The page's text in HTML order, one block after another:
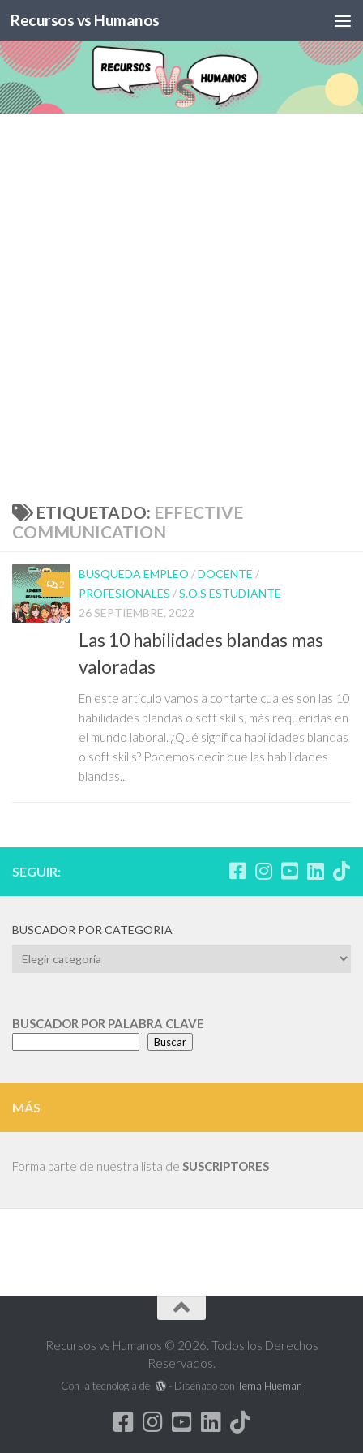
Skip to content
Recursos vs Humanos
ETIQUETADO: EFFECTIVE
COMMUNICATION
2
BUSQUEDA EMPLEO /DOCENTE /
PROFESIONALES /S.O.S ESTUDIANTE
26 SEPTIEMBRE, 2022
Las 10 habilidades blandas mas
valoradas
En este artículo vamos a contarte cuales son las 10
habilidades blandas o soft skills, más requeridas en
el mundo laboral. ¿Qué significa habilidades blandas
o soft skills? Podemos decir que las habilidades
blandas...
SEGUIR:
BUSCADOR POR CATEGORIA
BUSCADOR
BUSCADOR POR PALABRA CLAVE
Buscar
MÁS
Forma parte de nuestra lista de SUSCRIPTORES
Recursos vs Humanos © 2026. Todos los Derechos
Reservados.
Con la tecnología de - Diseñado con Tema Hueman